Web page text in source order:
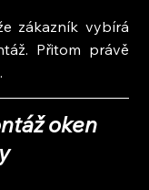
zákazník vybírá
Přitom právě
oken